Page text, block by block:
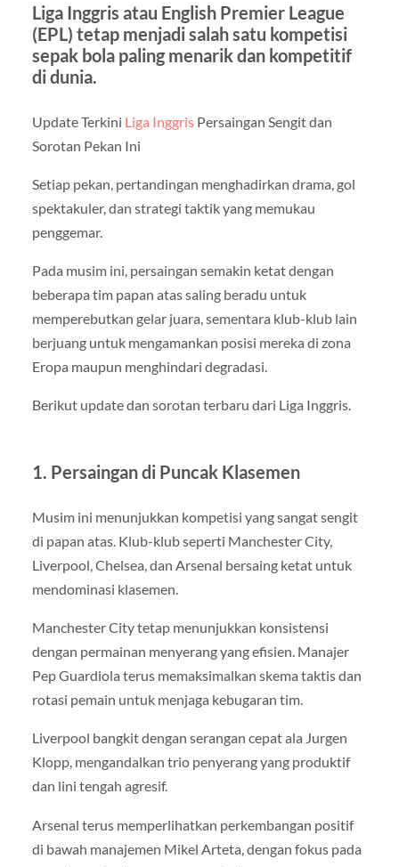
Liga Inggris atau English Premier League
(EPL) tetap menjadi salah satu kompetisi
sepak bola paling menarik dan kompetitif
di dunia.
Update Terkini Liga InggrisPersaingan Sengit dan
Sorotan Pekan Ini
Setiap pekan, pertandingan menghadirkan drama, gol
spektakuler, dan strategi taktik yang memukau
penggemar.
Pada musim ini, persaingan semakin ketat dengan
beberapa tim papan atas saling beradu untuk
memperebutkan gelar juara, sementara klub-klub lain
berjuang untuk mengamankan posisi mereka di zona
Eropa maupun menghindari degradasi.
Berikut update dan sorotan terbaru dari Liga Inggris.
1. Persaingan di Puncak Klasemen
Musim ini menunjukkan kompetisi yang sangat sengit
di papan atas. Klub-klub seperti Manchester City,
Liverpool, Chelsea, dan Arsenal bersaing ketat untuk
mendominasi klasemen.
Manchester City tetap menunjukkan konsistensi
dengan permainan menyerang yang efisien. Manajer
Pep Guardiola terus memaksimalkan skema taktis dan
rotasi pemain untuk menjaga kebugaran tim.
Liverpool bangkit dengan serangan cepat ala Jurgen
Klopp, mengandalkan trio penyerang yang produktif
dan lini tengah agresif.
Arsenal terus memperlihatkan perkembangan positif
di bawah manajemen Mikel Arteta, dengan fokus pada